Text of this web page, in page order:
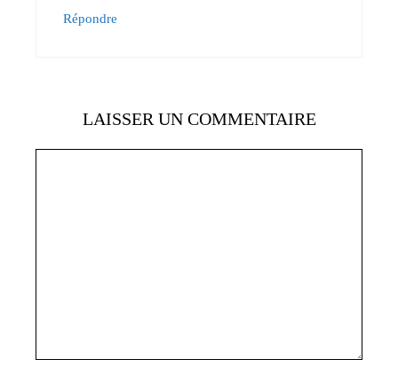
Répondre
LAISSER UN COMMENTAIRE